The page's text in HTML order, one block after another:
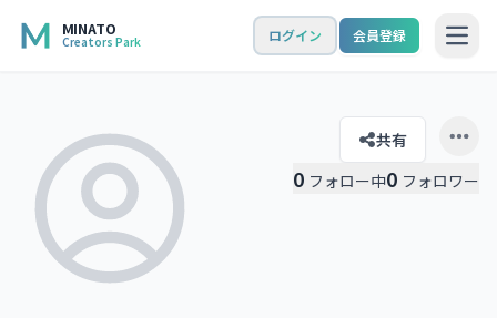
MINATO
Creators Park ログイン 会員登録
共有
0 フォロー中0 フォロワー